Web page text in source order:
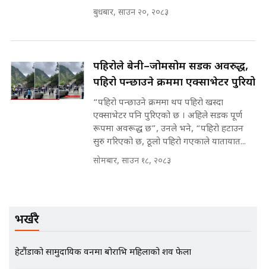
मन्त्रीले घुस डिल गरेको अडियो ! दुई झोला
मृतकका परिवारप्रति मेडिकल काउन्सीलको
बदनियत ! न्याय खोज्दै भौतारिदै सुवास
|| THE REPORTER ||
EXCLUSIVE - भिजिट भिसामा सेटिङको
अर्ब बढी घुस!|| SIDHAKURA ||
बुधबार, साउन २०, २०८३
पहिरोले बेनी–जोमसोम सडक अवरुद्ध,
पहिरो पन्छाउने क्रममा एक्साभेटर पुरियो
“पहिरो पन्छाउने क्रममा थप पहिरो खस्दा
एक्साभेटर पनि पुरिएको छ । अहिले सडक पूर्ण
रूपमा अवरूद्ध छ”, उनले भने, “पहिरो हटाउन
सुरु गरिएको छ, ठूलो पहिरो गएकाले यातायात...
सोमबार, साउन १८, २०८३
भर्खरै
हेटौंडाको सामुदायिक वनमा बोराभित्र महिलाको शव फेला